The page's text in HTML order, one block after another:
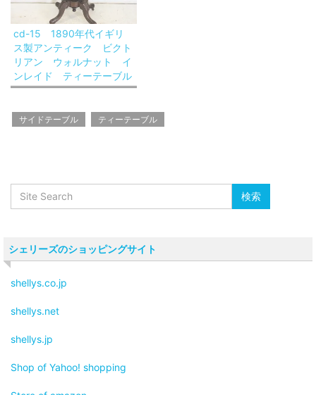
cd-15 1890年代イギリ
ス製アンティーク ビクト
リアン ウォルナット イ
ンレイド ティーテーブル
サイドテーブル ティーテーブル
シェリーズのショッピングサイト
shellys.co.jp
shellys.net
shellys.jp
Shop of Yahoo! shopping